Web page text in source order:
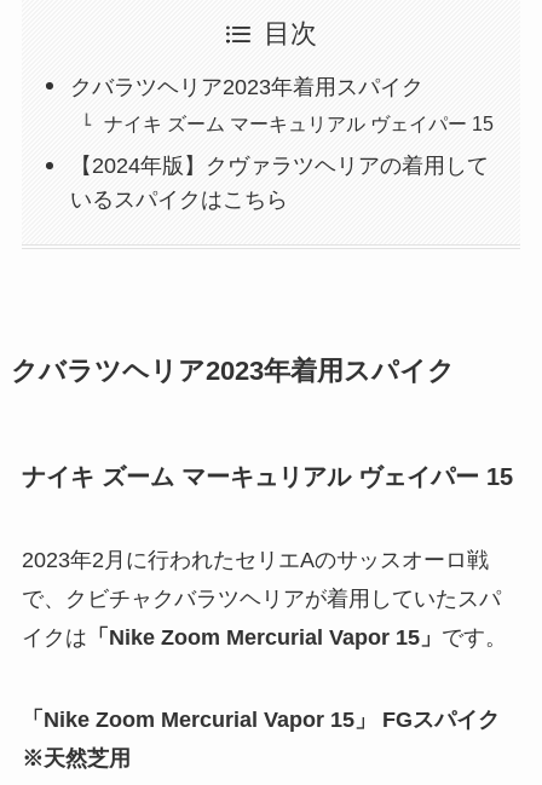
目次
クバラツヘリア2023年着用スパイク
ナイキ ズーム マーキュリアル ヴェイパー 15
【2024年版】クヴァラツヘリアの着用して
いるスパイクはこちら
クバラツヘリア2023年着用スパイク
ナイキ ズーム マーキュリアル ヴェイパー 15
2023年2月に行われたセリエAのサッスオーロ戦
で、クビチャクバラツヘリアが着用していたスパ
イクは 「Nike Zoom Mercurial Vapor 15」 です。
「Nike Zoom Mercurial Vapor 15」 FGスパイク
※天然芝用